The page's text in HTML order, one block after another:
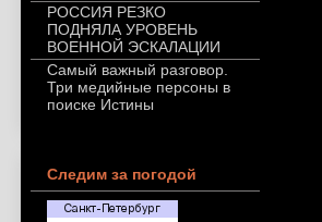
РОССИЯ РЕЗКО
ПОДНЯЛА УРОВЕНЬ
ВОЕННОЙ ЭСКАЛАЦИИ
Самый важный разговор.
Три медийные персоны в
поиске Истины
Следим за погодой